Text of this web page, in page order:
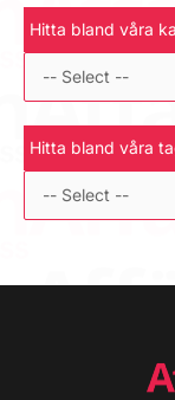
Hitta bland våra
Hitta bland våra